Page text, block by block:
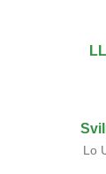
Lo